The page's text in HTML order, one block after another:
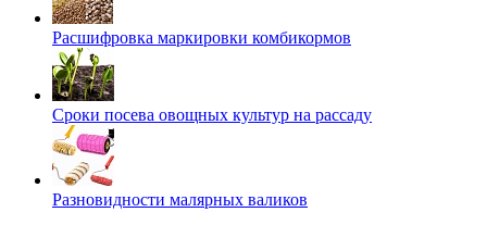
Расшифровка маркировки комбикормов
Сроки посева овощных культур на рассаду
Разновидности малярных валиков